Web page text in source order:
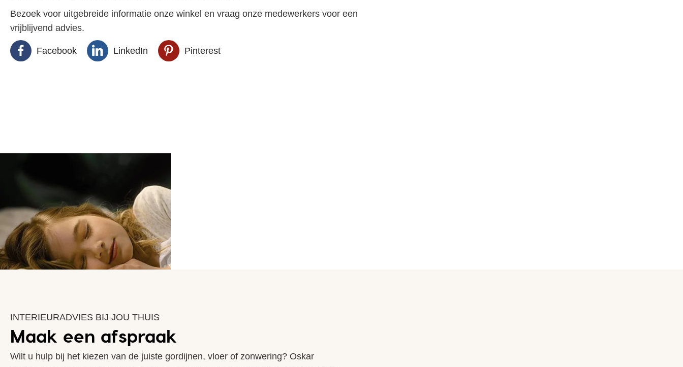
Bezoek voor uitgebreide informatie onze winkel en vraag onze medewerkers voor een
vrijblijvend advies.
Facebook LinkedIn Pinterest
INTERIEURADVIES BIJ JOU THUIS
Maak een afspraak
Wilt u hulp bij het kiezen van de juiste gordijnen, vloer of zonwering? Oskar